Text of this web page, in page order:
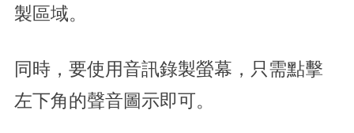
製區域。
同時，要使用音訊錄製螢幕，只需點擊
左下角的聲音圖示即可。